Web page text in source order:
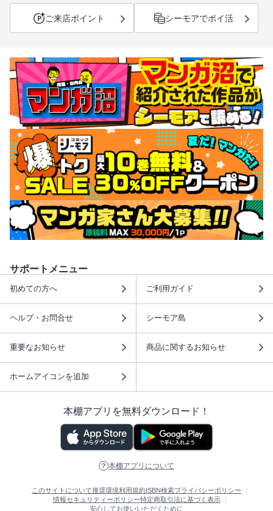
ご来店ポイント シーモアでポイ活
サポートメニュー
初めての方へ ご利用ガイド
ヘルプ・お問合せ シーモア島
重要なお知らせ 商品に関するお知らせ
ホームアイコンを追加
本棚アプリを無料ダウンロード！
本棚アプリについて
このサイトについて推奨環境利用規約 ISBN検索プライバシーポリシー
情報セキュリティーポリシー特定商取引法に基づく表示
安心してお使いいただくために